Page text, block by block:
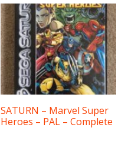
SATURN – Marvel Super
Heroes – PAL – Complete